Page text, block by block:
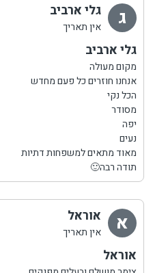
ג גלי ארביב
אין תאריך
גלי ארביב
מקום מעולה
אנחנו חוזרים כל פעם מחדש
הכל נקי
מסודר
יפה
נעים
מאוד מתאים למשפחות דתיות
תודה רבה🙂
א אוראל
אין תאריך
אוראל